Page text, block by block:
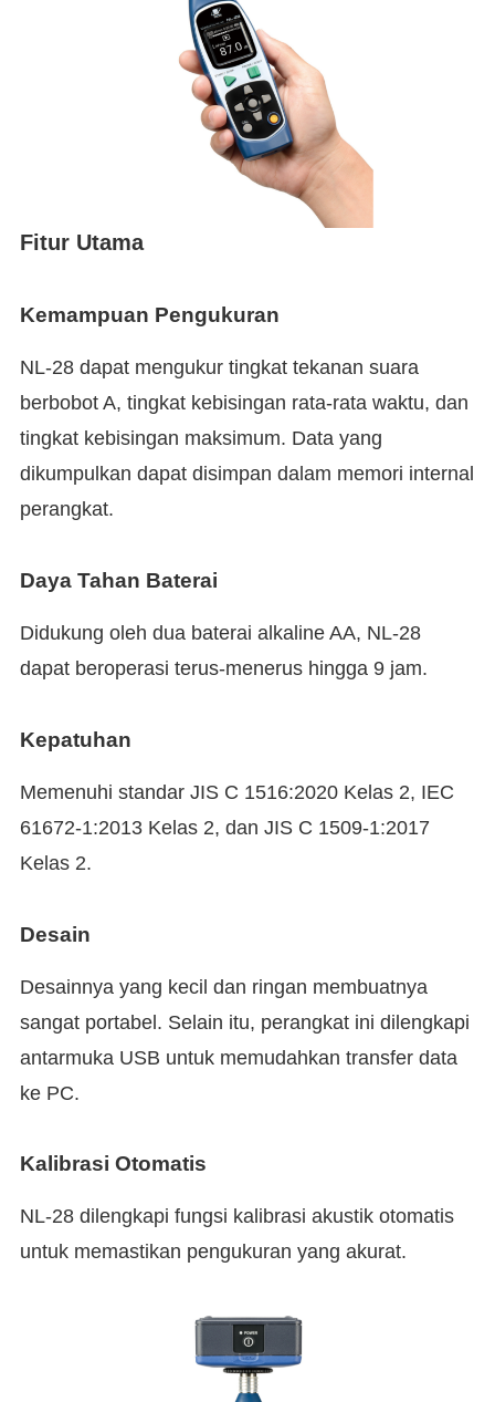
Fitur Utama
Kemampuan Pengukuran
NL-28 dapat mengukur tingkat tekanan suara
berbobot A, tingkat kebisingan rata-rata waktu, dan
tingkat kebisingan maksimum. Data yang
dikumpulkan dapat disimpan dalam memori internal
perangkat.
Daya Tahan Baterai
Didukung oleh dua baterai alkaline AA, NL-28
dapat beroperasi terus-menerus hingga 9 jam.
Kepatuhan
Memenuhi standar JIS C 1516:2020 Kelas 2, IEC
61672-1:2013 Kelas 2, dan JIS C 1509-1:2017
Kelas 2.
Desain
Desainnya yang kecil dan ringan membuatnya
sangat portabel. Selain itu, perangkat ini dilengkapi
antarmuka USB untuk memudahkan transfer data
ke PC.
Kalibrasi Otomatis
NL-28 dilengkapi fungsi kalibrasi akustik otomatis
untuk memastikan pengukuran yang akurat.